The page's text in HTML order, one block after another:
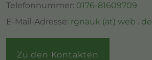
Telefonnummer: 0176-81609709
E-Mail-Adresse: rgnauk (at) web . de
Zu den Kontakten